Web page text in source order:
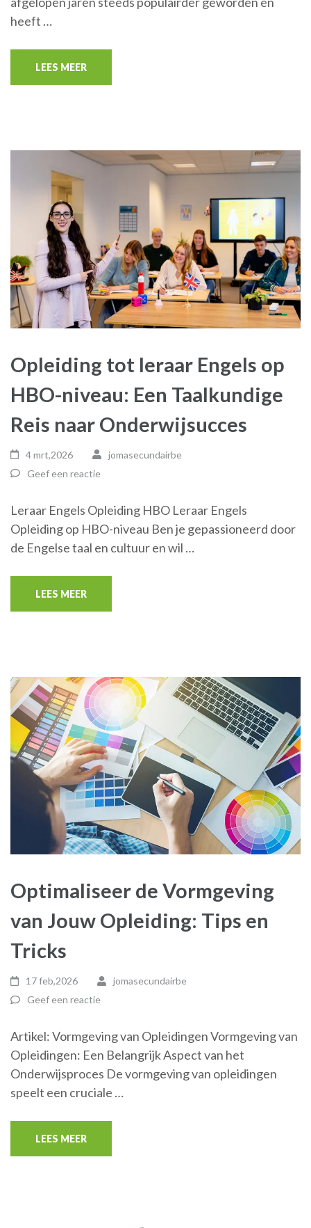
heeft …
LEES MEER
Opleiding tot leraar Engels op
HBO-niveau: Een Taalkundige
Reis naar Onderwijsucces
4 mrt,2026
jomasecundairbe
Geef een reactie
Leraar Engels Opleiding HBO Leraar Engels
Opleiding op HBO-niveau Ben je gepassioneerd door
de Engelse taal en cultuur en wil …
LEES MEER
Optimaliseer de Vormgeving
van Jouw Opleiding: Tips en
Tricks
17 feb,2026
jomasecundairbe
Geef een reactie
Artikel: Vormgeving van Opleidingen Vormgeving van
Opleidingen: Een Belangrijk Aspect van het
Onderwijsproces De vormgeving van opleidingen
speelt een cruciale …
LEES MEER